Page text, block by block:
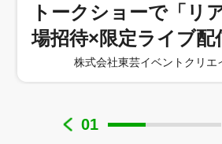
トークショーで「リ
場招待×限定ライブ
株式会社東芸イベントクリエ
01